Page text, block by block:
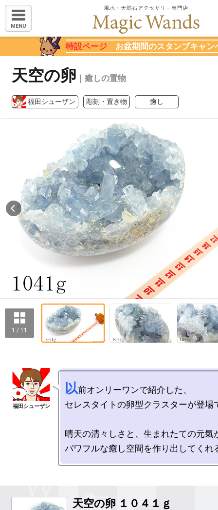
MENU
特設ページ お盆期間のスタンプキャン
天空の卵 ｜癒しの置物
福田シューザン 彫刻・置き物 癒し
1 / 11
以前オンリーワンで紹介した、
セレスタイトの卵型クラスターが登場
晴天の清々しさと、生まれたての元氣
天空の卵 １０４１ｇ